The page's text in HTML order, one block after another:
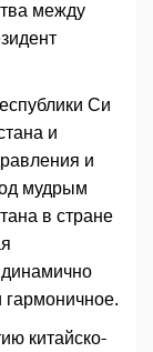
между
Си
и
и
мудрым
в стране
динамично
гармоничное.
китайско-